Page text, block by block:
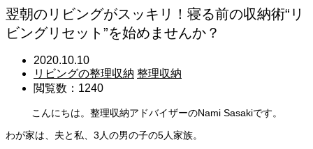
翌朝のリビングがスッキリ！寝る前の収納術“リ
ビングリセット”を始めませんか？
2020.10.10
リビングの整理収納 整理収納
閲覧数：1240
こんにちは。整理収納アドバイザーのNami Sasakiです。
わが家は、夫と私、3人の男の子の5人家族。